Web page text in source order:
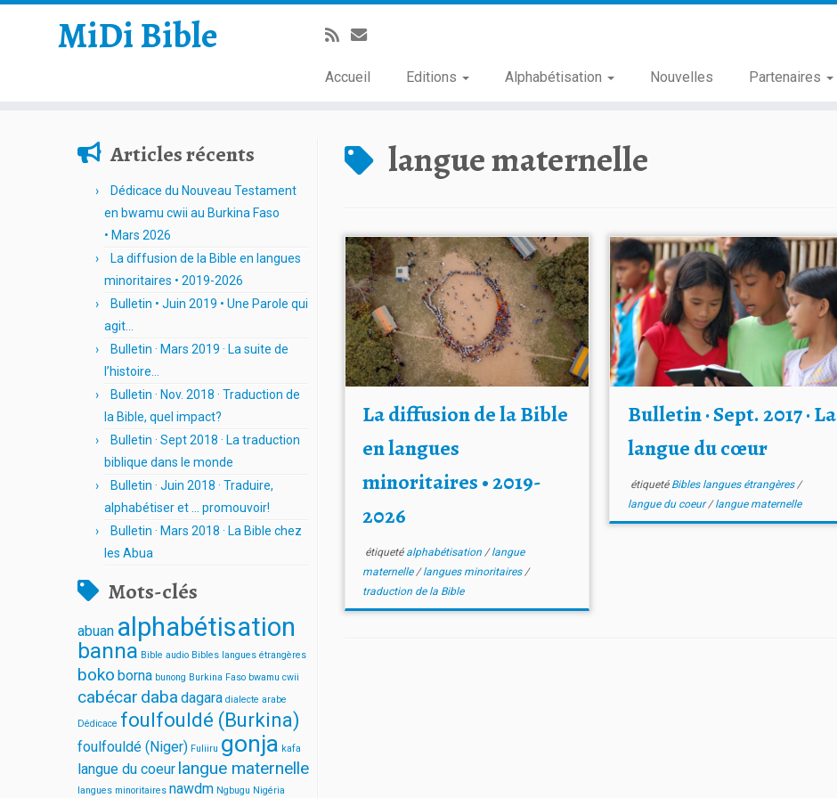
MiDi Bible
Accueil Editions Alphabétisation Nouvelles Partenaires
Articles récents
Dédicace du Nouveau Testament
en bwamu cwii au Burkina Faso
• Mars 2026
La diffusion de la Bible en langues
minoritaires • 2019-2026
Bulletin • Juin 2019 • Une Parole qui
agit…
Bulletin · Mars 2019 · La suite de
l’histoire…
Bulletin · Nov. 2018 · Traduction de
la Bible, quel impact?
Bulletin · Sept 2018 · La traduction
biblique dans le monde
Bulletin · Juin 2018 · Traduire,
alphabétiser et … promouvoir!
Bulletin · Mars 2018 · La Bible chez
les Abua
Mots-clés
abuan alphabétisation
banna Bible audio Bibles langues étrangères
boko borna bunong Burkina Faso bwamu cwii
cabécar daba dagara dialecte arabe
Dédicace foulfouldé (Burkina)
foulfouldé (Niger) Fuliiru gonja kafa
langue du coeur langue maternelle
langues minoritaires nawdm Ngbugu Nigéria
langue maternelle
La diffusion de la Bible
en langues
minoritaires • 2019-
2026
étiqueté alphabétisation/langue
maternelle/langues minoritaires/
traduction de la Bible
Bulletin · Sept. 2017 · La
langue du cœur
étiqueté Bibles langues étrangères/
langue du coeur/langue maternelle